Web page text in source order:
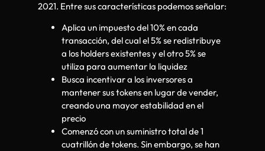
2021. Entre sus características podemos señalar:
Aplica un impuesto del 10% en cada
transacción, del cual el 5% se redistribuye
a los holders existentes y el otro 5% se
utiliza para aumentar la liquidez
Busca incentivar a los inversores a
mantener sus tokens en lugar de vender,
creando una mayor estabilidad en el
precio
Comenzó con un suministro total de 1
cuatrillón de tokens. Sin embargo, se han